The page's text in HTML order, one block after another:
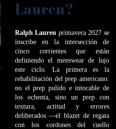
Lauren?
Ralph Lauren primavera 2027 se
inscribe en la intersección de
cinco corrientes que están
definiendo el menswear de lujo
este ciclo. La primera es la
rehabilitación del prep americano:
no el prep pulido e intocable de
los ochenta, sino un prep con
textura, actitud y errores
deliberados —el blazer de regata
con los cordones del cuello